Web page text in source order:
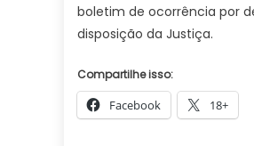
boletim de ocorrência por
disposição da Justiça.
Compartilhe isso:
Facebook 18+